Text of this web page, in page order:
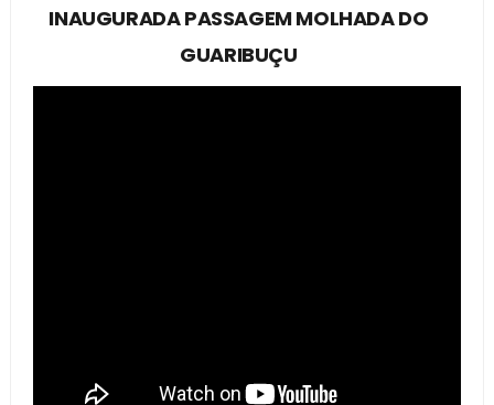
INAUGURADA PASSAGEM MOLHADA DO
GUARIBUÇU